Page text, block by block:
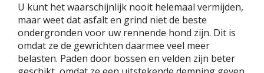
U kunt het waarschijnlijk nooit helemaal vermijden,
maar weet dat asfalt en grind niet de beste
ondergronden voor uw rennende hond zijn. Dit is
omdat ze de gewrichten daarmee veel meer
belasten. Paden door bossen en velden zijn beter